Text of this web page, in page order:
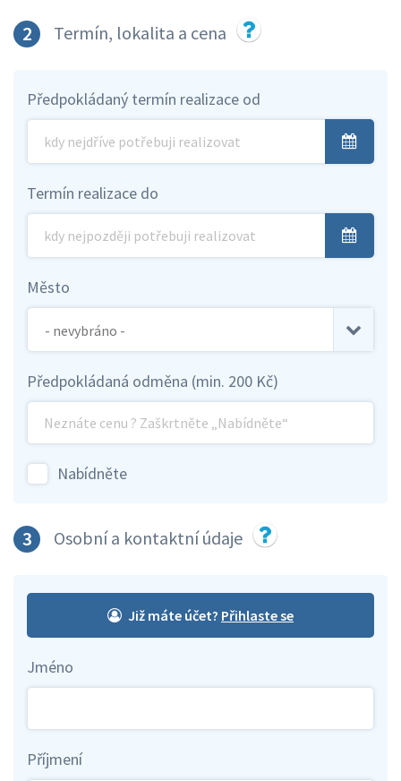
2 Termín, lokalita a cena
Předpokládaný termín realizace od
Termín realizace do
Město
Předpokládaná odměna (min. 200 Kč)
Nabídněte
3 Osobní a kontaktní údaje
Již máte účet?
Jméno
Příjmení